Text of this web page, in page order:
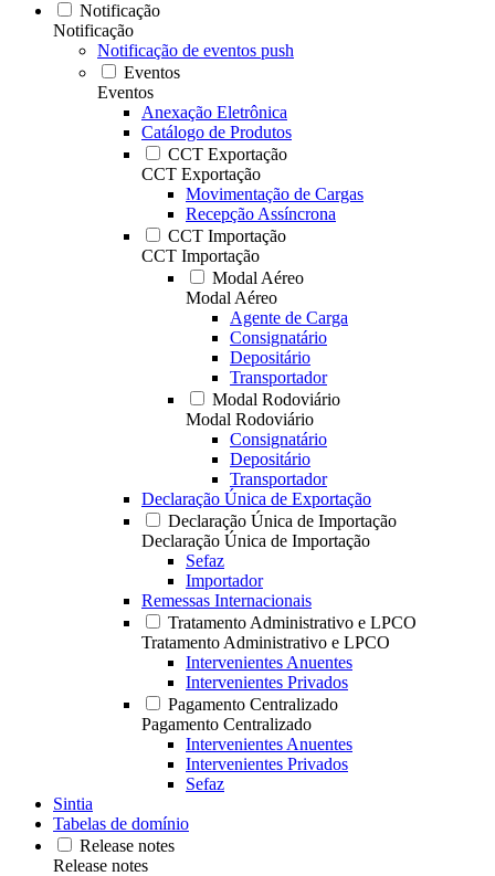
Notificação
Notificação
Notificação de eventos push
Eventos
Eventos
Anexação Eletrônica
Catálogo de Produtos
CCT Exportação
CCT Exportação
Movimentação de Cargas
Recepção Assíncrona
CCT Importação
CCT Importação
Modal Aéreo
Modal Aéreo
Agente de Carga
Consignatário
Depositário
Transportador
Modal Rodoviário
Modal Rodoviário
Consignatário
Depositário
Transportador
Declaração Única de Exportação
Declaração Única de Importação
Declaração Única de Importação
Sefaz
Importador
Remessas Internacionais
Tratamento Administrativo e LPCO
Tratamento Administrativo e LPCO
Intervenientes Anuentes
Intervenientes Privados
Pagamento Centralizado
Pagamento Centralizado
Intervenientes Anuentes
Intervenientes Privados
Sefaz
Sintia
Tabelas de domínio
Release notes
Release notes